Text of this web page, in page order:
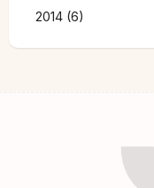
2014 (6)